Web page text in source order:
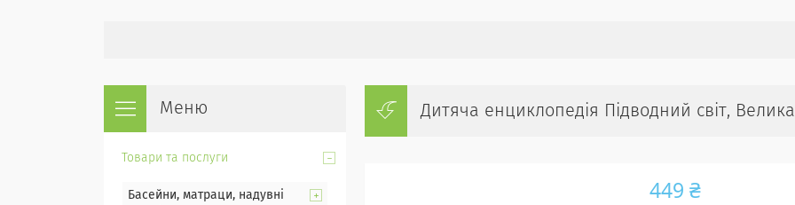
Дитяча енциклопедія Підводний світ,
449 ₴
Товари та послуги
Басейни, матраци, надувні